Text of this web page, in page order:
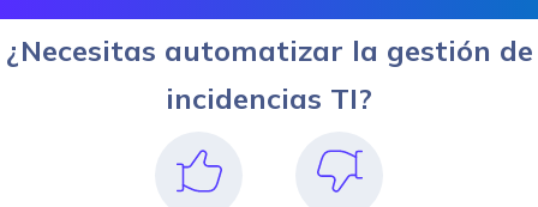
¿Necesitas automatizar la gestión de
incidencias TI?